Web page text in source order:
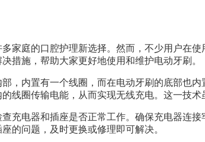
家庭的口腔护理新选择。然而，不少用户在
措施，帮助大家更好地使用和维护电动牙刷。
，内置有一个线圈，而在电动牙刷的底部也
线圈传输电能，从而实现无线充电。这一技
充电器和插座是否正常工作。确保充电器连
的问题，及时更换或修理即可解决。